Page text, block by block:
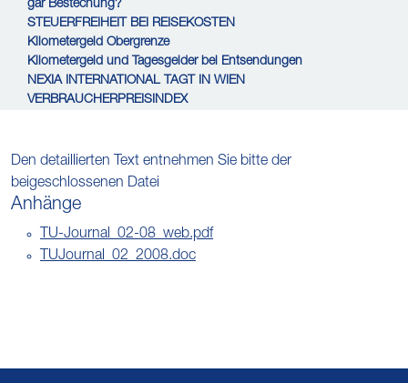
gar Bestechung?
STEUERFREIHEIT BEI REISEKOSTEN
Kilometergeld Obergrenze
Kilometergeld und Tagesgelder bei Entsendungen
NEXIA INTERNATIONAL TAGT IN WIEN
VERBRAUCHERPREISINDEX
Den detaillierten Text entnehmen Sie bitte der
beigeschlossenen Datei
Anhänge
TU-Journal_02-08_web.pdf
TUJournal_02_2008.doc